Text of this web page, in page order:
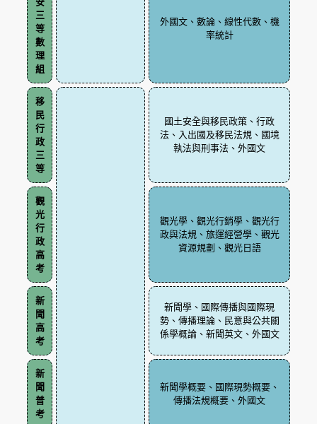
三
等
數
理
組
外國文、數論、線性代數、機
率統計
移
民
行
政
三
等
國土安全與移民政策、行政
法、入出國及移民法規、國境
執法與刑事法、外國文
觀
光
行
政
高
考
觀光學、觀光行銷學、觀光行
政與法規、旅運經營學、觀光
資源規劃、觀光日語
新
聞
高
考
新聞學、國際傳播與國際現
勢、傳播理論、民意與公共關
係學概論、新聞英文、外國文
新
聞
普
考
新聞學概要、國際現勢概要、
傳播法規概要、外國文